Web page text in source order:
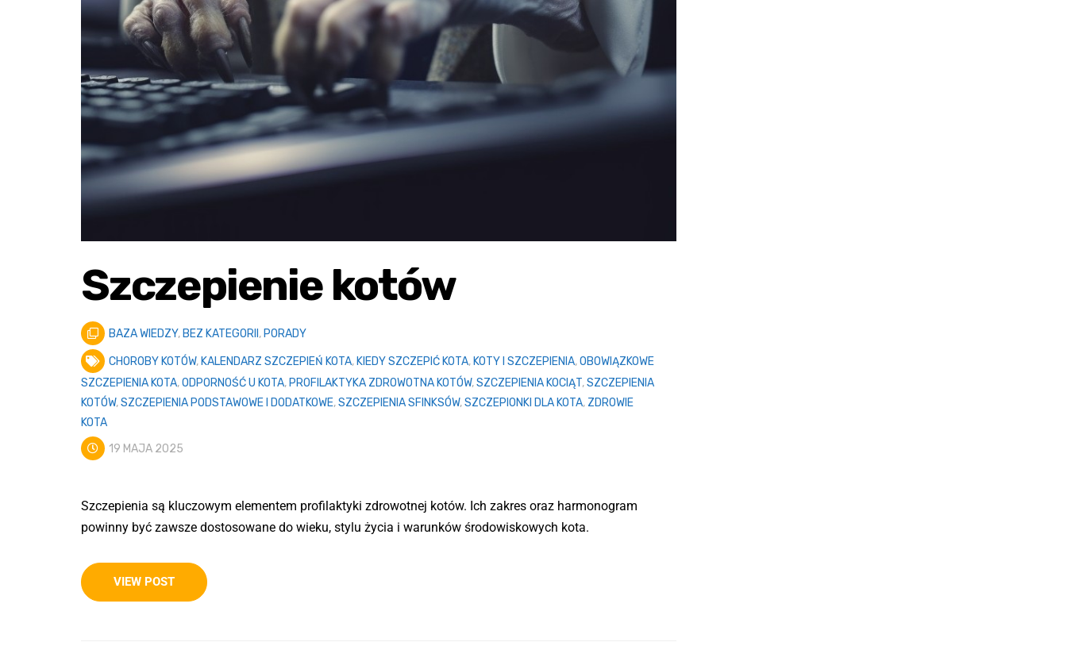
Szczepienie kotów
BAZA WIEDZY, BEZ KATEGORII , PORADY
CHOROBY KOTÓW, KALENDARZ SZCZEPIEŃ KOTA, KIEDY SZCZEPIĆ KOTA, KOTY I SZCZEPIENIA,OBOWIĄZKOWE
SZCZEPIENIA KOTA,ODPORNOŚĆ U KOTA, PROFILAKTYKA ZDROWOTNA KOTÓW,SZCZEPIENIA KOCIĄT,SZCZEPIENIA
KOTÓW,SZCZEPIENIA PODSTAWOWE I DODATKOWE,SZCZEPIENIA SFINKSÓW,SZCZEPIONKI DLA KOTA, ZDROWIE
KOTA
19 MAJA 2025
Szczepienia są kluczowym elementem profilaktyki zdrowotnej kotów. Ich zakres oraz harmonogram
powinny być zawsze dostosowane do wieku, stylu życia i warunków środowiskowych kota.
VIEW POST